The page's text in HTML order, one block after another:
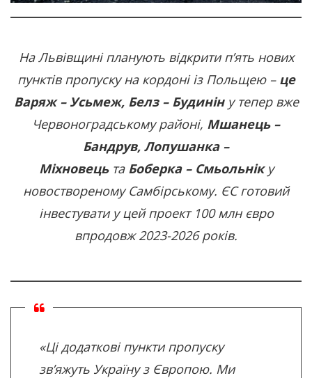
На Львівщині планують відкрити п’ять нових
пунктів пропуску на кордоні із Польщею – це
Варяж – Усьмеж, Белз – Будиніну тепер вже
Червоноградському районі, Мшанець –
Бандрув, Лопушанка –
Міхновецьта Боберка – Смьольніку
новоствореному Самбірському. ЄС готовий
інвестувати у цей проект 100 млн євро
впродовж 2023-2026 років.
«Ці додаткові пункти пропуску
зв’яжуть Україну з Європою. Ми